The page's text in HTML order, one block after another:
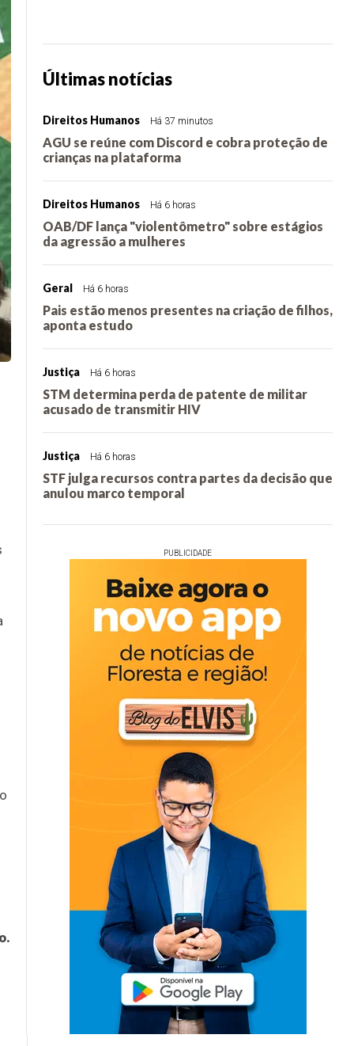
Últimas notícias
Direitos Humanos Há 37 minutos
AGU se reúne com Discord e cobra proteção de
crianças na plataforma
Direitos Humanos Há 6 horas
OAB/DF lança "violentômetro" sobre estágios
da agressão a mulheres
Geral Há 6 horas
Pais estão menos presentes na criação de filhos,
aponta estudo
Justiça Há 6 horas
STM determina perda de patente de militar
acusado de transmitir HIV
Justiça Há 6 horas
STF julga recursos contra partes da decisão que
anulou marco temporal
PUBLICIDADE